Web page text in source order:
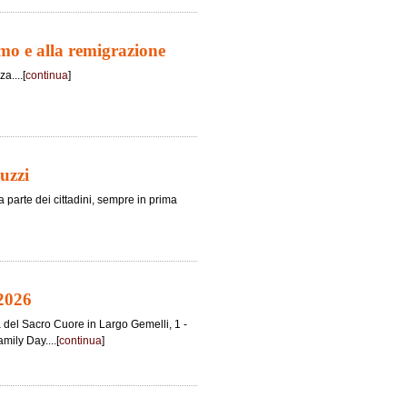
e alla remigrazione
continua]
parte dei cittadini, sempre in prima
Sacro Cuore in Largo Gemelli, 1 -
Day....[continua]